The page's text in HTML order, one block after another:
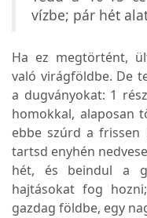
vízbe; pár hét
Ha ez megtörtént,
való virágföldbe. De
a dugványokat: 1
homokkal, alaposan
ebbe szúrd a
tartsd enyhén
hét, és beindul a
hajtásokat fog
gazdag földbe, egy